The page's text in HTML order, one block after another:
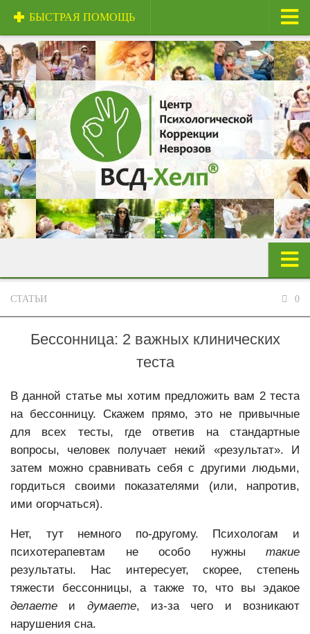
Главная
О центре
Центр и специалисты
Техники и методы
Сертификаты
Стоимость услуг
Отзывы
Полезная информация
БЫСТРАЯ ПОМОЩЬ
ВСД
Тревога
Фобии
Депрессия
Психотерапия депрессии
Психологическая коррекция послеродовой депрессии
Навязчивые мысли
Неуверенность
Психокоррекция неврозов
Психотерапия раздражительности и вспышек гнева
Бессонница
СТАТЬИ 0
Бессонница: 2 важных клинических
теста
В данной статье мы хотим предложить вам 2 теста
на бессонницу. Скажем прямо, это не привычные
для всех тесты, где ответив на стандартные
вопросы, человек получает некий «результат». И
затем можно сравнивать себя с другими людьми,
гордиться своими показателями (или, напротив,
ими огорчаться).
Нет, тут немного по-другому. Психологам и
психотерапевтам не особо нужны такие
результаты. Нас интересует, скорее, степень
тяжести бессонницы, а также то, что вы эдакое
делаете и думаете, из-за чего и возникают
нарушения сна.